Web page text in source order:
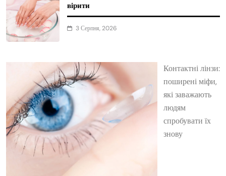
вірити
3 Серпня, 2026
Контактні лінзи:
поширені міфи,
які заважають
людям
спробувати їх
знову